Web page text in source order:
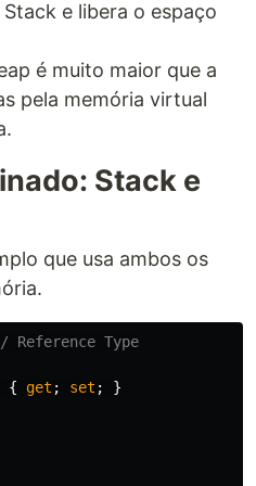
e libera o espaço
é muito maior que a
pela memória virtual
Stack e
que usa ambos os
Reference Type
{ get ; set ;
}